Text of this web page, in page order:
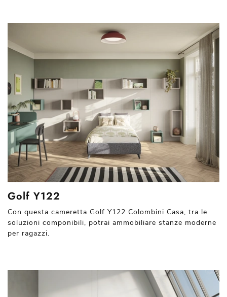
Golf Y122
Con questa cameretta Golf Y122 Colombini Casa, tra le
soluzioni componibili, potrai ammobiliare stanze moderne
per ragazzi.